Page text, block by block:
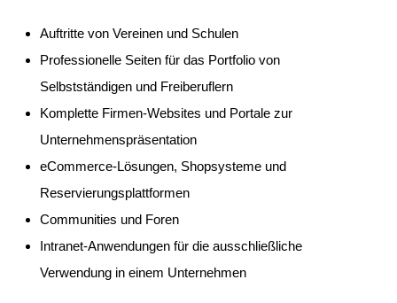
Auftritte von Vereinen und Schulen
Professionelle Seiten für das Portfolio von
Selbstständigen und Freiberuflern
Komplette Firmen-Websites und Portale zur
Unternehmenspräsentation
eCommerce-Lösungen, Shopsysteme und
Reservierungsplattformen
Communities und Foren
Intranet-Anwendungen für die ausschließliche
Verwendung in einem Unternehmen